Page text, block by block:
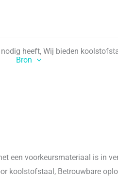
Bron
heeft, Wij bieden
een voorkeursmateriaal is in
koolstofstaal, Betrouwbare